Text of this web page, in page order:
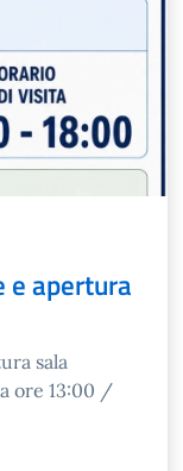
e apertura
sala
ore 13:00 /